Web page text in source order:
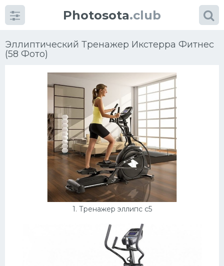
Photosota.club
Эллиптический Тренажер Икстерра Фитнес
(58 Фото)
1. Тренажер эллипс с5
КатегорииФото
Много картинок...
Баскетбол